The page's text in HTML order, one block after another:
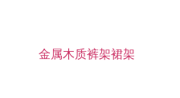
金属木质裤架裙架